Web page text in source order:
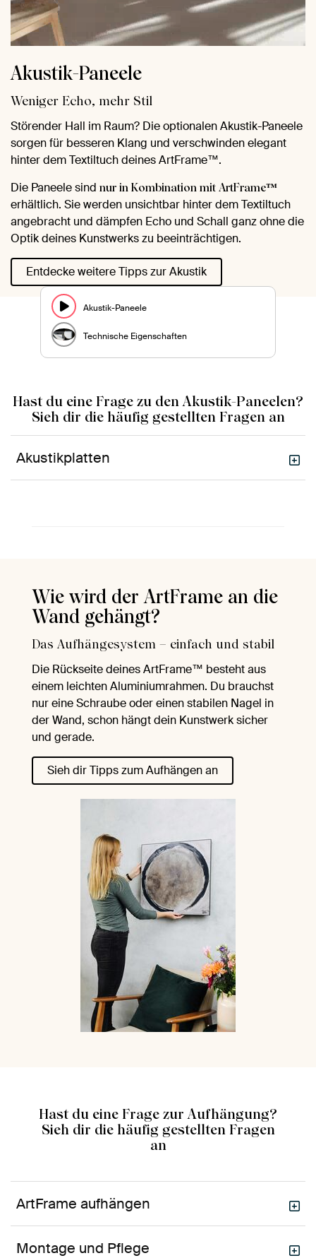
Akustik-Paneele
Weniger Echo, mehr Stil
Störender Hall im Raum? Die optionalen Akustik-Paneele
sorgen für besseren Klang und verschwinden elegant
hinter dem Textiltuch deines ArtFrame™.
Die Paneele sind nur in Kombination mit ArtFrame™
erhältlich. Sie werden unsichtbar hinter dem Textiltuch
angebracht und dämpfen Echo und Schall ganz ohne die
Optik deines Kunstwerks zu beeinträchtigen.
Entdecke weitere Tipps zur Akustik
Akustik-Paneele
Technische Eigenschaften
Hast du eine Frage zu den Akustik-Paneelen?
Sieh dir die häufig gestellten Fragen an
Akustikplatten
Wie wird der ArtFrame an die
Wand gehängt?
Das Aufhängesystem – einfach und stabil
Die Rückseite deines ArtFrame™ besteht aus
einem leichten Aluminiumrahmen. Du brauchst
nur eine Schraube oder einen stabilen Nagel in
der Wand, schon hängt dein Kunstwerk sicher
und gerade.
Sieh dir Tipps zum Aufhängen an
Hast du eine Frage zur Aufhängung?
Sieh dir die häufig gestellten Fragen
an
ArtFrame aufhängen
Montage und Pflege